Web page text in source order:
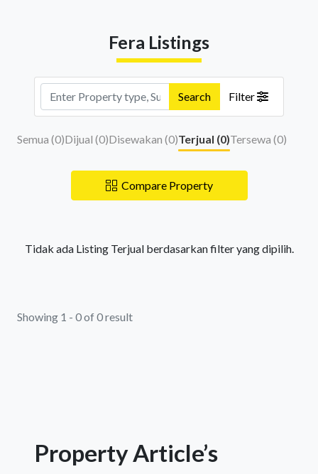
Fera Listings
Search Filter
Semua (0)Dijual (0)Disewakan (0)Terjual (0)Tersewa (0)
Compare Property
Tidak ada Listing Terjual berdasarkan filter yang dipilih.
Showing 1 - 0 of 0 result
Property Article’s